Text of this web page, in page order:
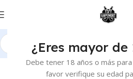
¿Eres mayor de
Debe tener 18 años o más
favor verifique su edad
Inicio Marcas del producto Voopoo